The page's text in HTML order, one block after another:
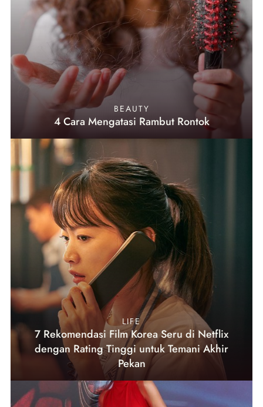
BEAUTY
4 Cara Mengatasi Rambut Rontok
LIFE
7 Rekomendasi Film Korea Seru di Netflix
dengan Rating Tinggi untuk Temani Akhir
Pekan